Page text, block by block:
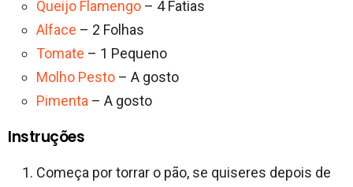
Queijo Flamengo – 4 Fatias
Alface – 2 Folhas
Tomate – 1 Pequeno
Molho Pesto – A gosto
Pimenta – A gosto
Instruções
Começa por torrar o pão, se quiseres depois de